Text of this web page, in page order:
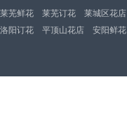
莱芜鲜花 莱芜订花 莱城区花店
洛阳订花
平顶山花店 安阳鲜花